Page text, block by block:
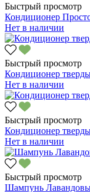
Быстрый просмотр
Кондиционер
Нет в наличии
Быстрый просмотр
Кондиционер
Нет в наличии
Быстрый просмотр
Кондиционер
Нет в наличии
Быстрый просмотр
Шампунь